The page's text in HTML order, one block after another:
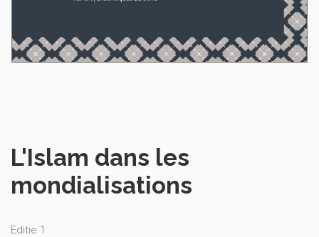
L'Islam dans les
mondialisations
Editie 1